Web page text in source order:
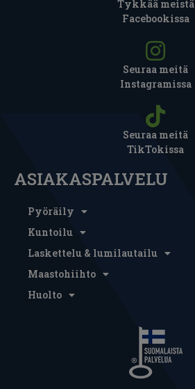
Tykkää meistä
Facebookissa
Seuraa meitä
Instagramissa
Seuraa meitä
TikTokissa
ASIAKASPALVELU
Pyöräily
Kuntoilu
Laskettelu & lumilautailu
Maastohiihto
Huolto